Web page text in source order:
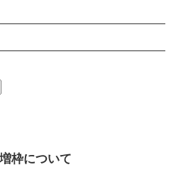
枠について